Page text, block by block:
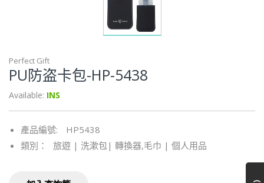
Perfect Gift
PU防盗卡包-HP-5438
Available: INS
產品編號:
HP5438
類別：
旅遊 | 洗漱包| 轉換器,毛巾 | 個人用品